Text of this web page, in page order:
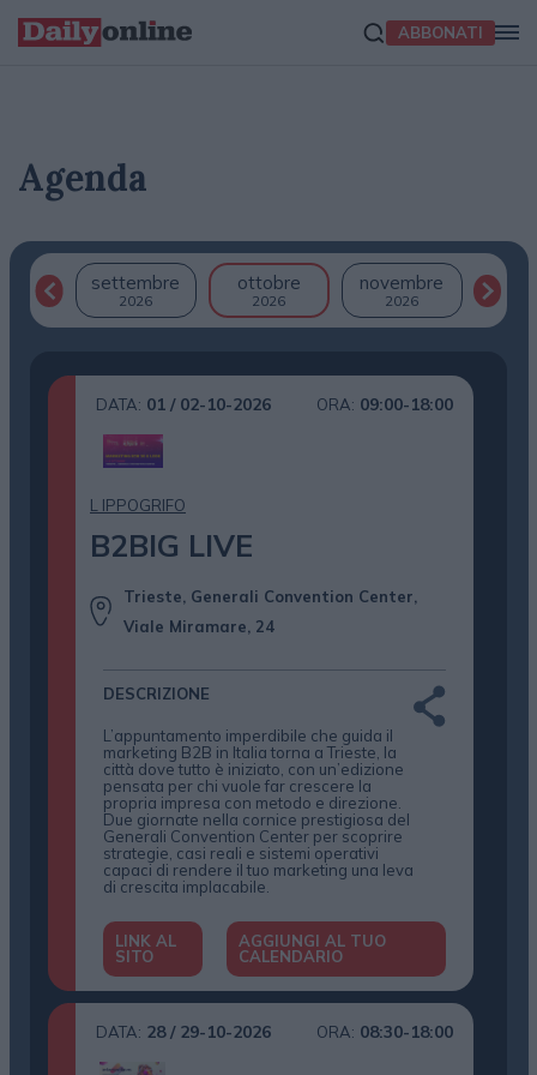
ABBONATI
Agenda
settembre
2026
ottobre
2026
novembre
2026
DATA: 01 / 02-10-2026 ORA: 09:00-18:00
L IPPOGRIFO
B2BIG LIVE
Trieste, Generali Convention Center,
Viale Miramare, 24
DESCRIZIONE
L’appuntamento imperdibile che guida il
marketing B2B in Italia torna a Trieste, la
città dove tutto è iniziato, con un’edizione
pensata per chi vuole far crescere la
propria impresa con metodo e direzione.
Due giornate nella cornice prestigiosa del
Generali Convention Center per scoprire
strategie, casi reali e sistemi operativi
capaci di rendere il tuo marketing una leva
di crescita implacabile.
LINK AL
SITO
AGGIUNGI AL TUO
CALENDARIO
DATA: 28 / 29-10-2026 ORA: 08:30-18:00